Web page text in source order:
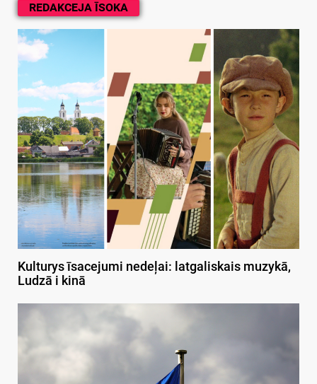
REDAKCEJA ĪSOKA
Kulturys īsacejumi nedeļai: latgaliskais muzykā,
Ludzā i kinā